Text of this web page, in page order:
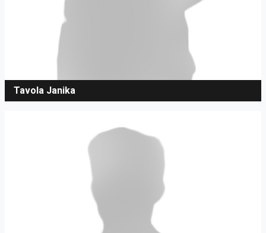
Tavola Janika